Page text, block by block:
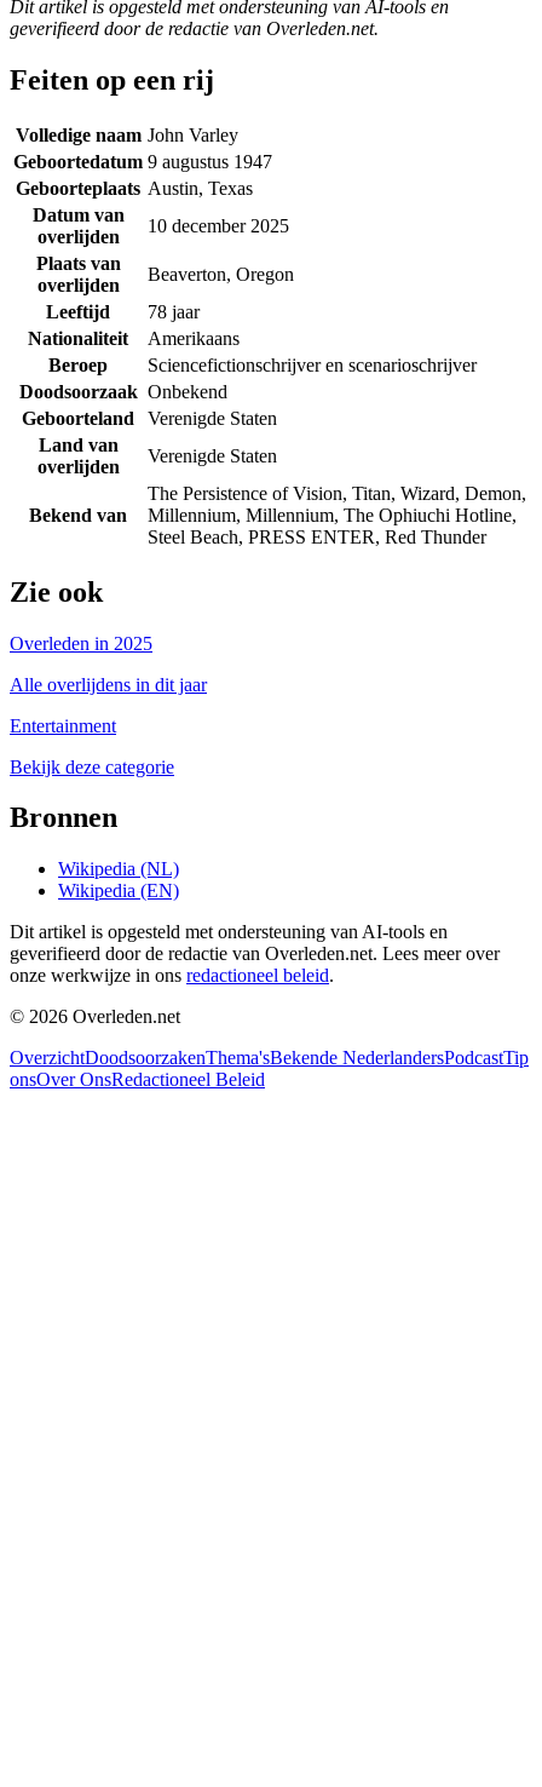
Dit artikel is opgesteld met ondersteuning van AI-tools en
geverifieerd door de redactie van Overleden.net.
Feiten op een rij
Volledige naam John Varley
Geboortedatum 9 augustus 1947
Geboorteplaats Austin, Texas
Datum van
overlijden
10 december 2025
Plaats van
overlijden
Beaverton, Oregon
Leeftijd
78 jaar
Nationaliteit
Amerikaans
Beroep
Sciencefictionschrijver en scenarioschrijver
Doodsoorzaak Onbekend
Geboorteland
Verenigde Staten
Land van
overlijden
Verenigde Staten
Bekend van
The Persistence of Vision, Titan, Wizard, Demon,
Millennium, Millennium, The Ophiuchi Hotline,
Steel Beach, PRESS ENTER, Red Thunder
Zie ook
Overleden in 2025
Alle overlijdens in dit jaar
Entertainment
Bekijk deze categorie
Bronnen
Wikipedia (NL)
Wikipedia (EN)
Dit artikel is opgesteld met ondersteuning van AI-tools en
geverifieerd door de redactie van Overleden.net. Lees meer over
onze werkwijze in ons redactioneel beleid.
© 2026 Overleden.net
OverzichtDoodsoorzakenThema'sBekende NederlandersPodcastTip
onsOver OnsRedactioneel Beleid